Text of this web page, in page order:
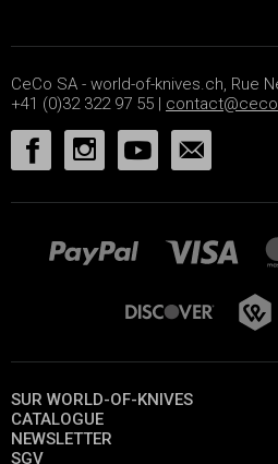
CeCo SA - world-of-knives.ch, Rue
+41 (0)32 322 97 55 |
SUR WORLD-OF-KNIVES
CATALOGUE
NEWSLETTER
SGV